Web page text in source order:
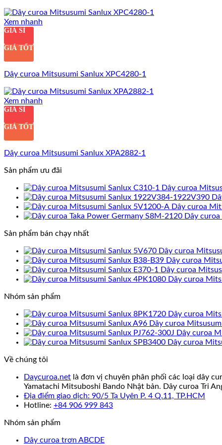
Xem nhanh
GIÁ SỈ
GIÁ TỐT
Dây curoa Mitsusumi Sanlux XPC4280-1
Xem nhanh
GIÁ SỈ
GIÁ TỐT
Dây curoa Mitsusumi Sanlux XPA2882-1
Sản phẩm ưu đãi
Dây curoa
Dây curoa
Dây
Sản phẩm bán chạy nhất
Dây curoa
Dây curoa
Dây curoa
Dây curoa
Nhóm sản phẩm
Dây curoa
Dây curoa
Dây curoa
Dây curoa
Về chúng tôi
Daycuroa.net là đơn vị chuyên phân phối các loại dây
Yamatachi Mitsuboshi Bando Nhật bản. Dây curoa Tri
Địa điểm giao dịch: 90/5 Tạ Uyên P. 4 Q.11, TP.HCM
Hotline: +84 906 999 843
Nhóm sản phẩm
Dây curoa trơn ABCDE